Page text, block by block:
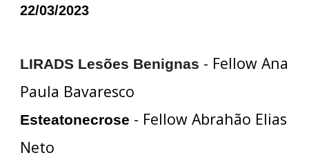
22/03/2023
LIRADS Lesões Benignas - Fellow Ana
Paula Bavaresco
Esteatonecrose - Fellow Abrahão Elias
Neto